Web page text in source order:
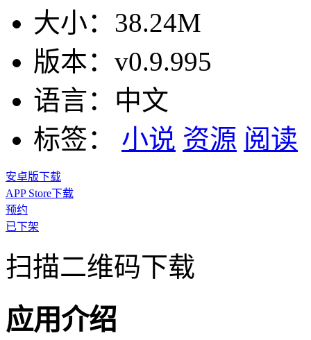
大小： 38.24M
版本： v0.9.995
语言： 中文
标签：
小说 资源 阅读
安卓版下载
APP Store下载
预约
已下架
扫描二维码下载
应用介绍